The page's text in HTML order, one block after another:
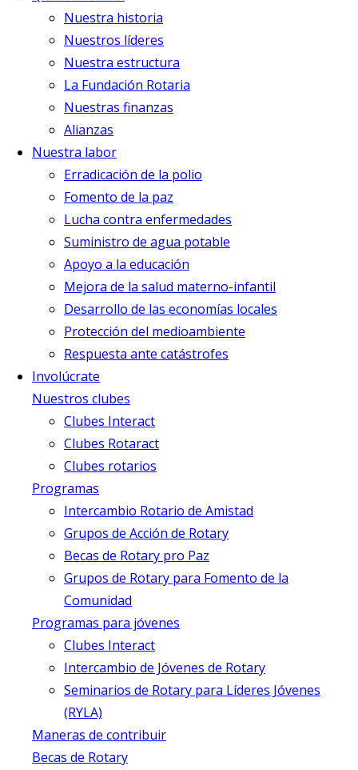
Nuestra historia
Nuestros líderes
Nuestra estructura
La Fundación Rotaria
Nuestras finanzas
Alianzas
Nuestra labor
Erradicación de la polio
Fomento de la paz
Lucha contra enfermedades
Suministro de agua potable
Apoyo a la educación
Mejora de la salud materno-infantil
Desarrollo de las economías locales
Protección del medioambiente
Respuesta ante catástrofes
Involúcrate
Nuestros clubes
Clubes Interact
Clubes Rotaract
Clubes rotarios
Programas
Intercambio Rotario de Amistad
Grupos de Acción de Rotary
Becas de Rotary pro Paz
Grupos de Rotary para Fomento de la
Comunidad
Programas para jóvenes
Clubes Interact
Intercambio de Jóvenes de Rotary
Seminarios de Rotary para Líderes Jóvenes
(RYLA)
Maneras de contribuir
Becas de Rotary